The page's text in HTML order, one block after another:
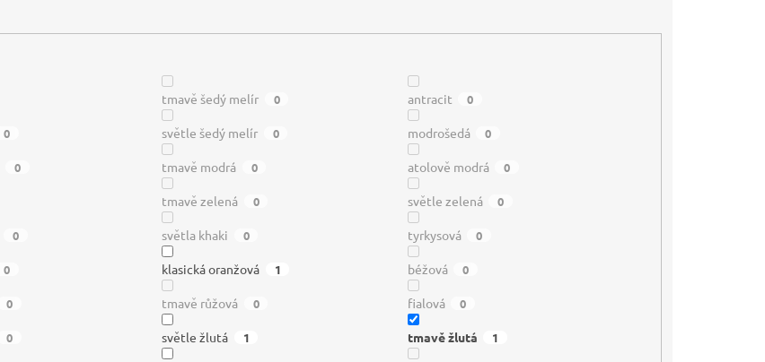
tmavě šedý melír 0 antracit 0
0 světle šedý melír 0 modrošedá 0
0 tmavě modrá 0 atolově modrá 0
tmavě zelená 0 světle zelená 0
0 světla khaki 0 tyrkysová 0
0 klasická oranžová 1 béžová 0
0 tmavě růžová 0 fialová 0
0 světle žlutá 1 tmavě žlutá 1